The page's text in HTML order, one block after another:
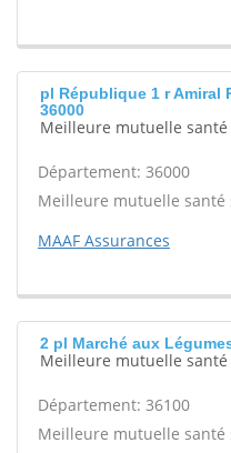
pl République 1 r Amiral
36000
Meilleure mutuelle
Département: 36000
Meilleure mutuelle santé
MAAF Assurances
2 pl Marché aux
Meilleure mutuelle
Département: 36100
Meilleure mutuelle santé